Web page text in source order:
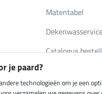
Matentabel
Catalogus
Verzending per
je paard?
technologieën om je een